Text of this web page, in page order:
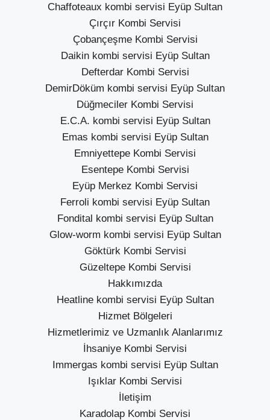
Chaffoteaux kombi servisi Eyüp Sultan
Çırçır Kombi Servisi
Çobançeşme Kombi Servisi
Daikin kombi servisi Eyüp Sultan
Defterdar Kombi Servisi
DemirDöküm kombi servisi Eyüp Sultan
Düğmeciler Kombi Servisi
E.C.A. kombi servisi Eyüp Sultan
Emas kombi servisi Eyüp Sultan
Emniyettepe Kombi Servisi
Esentepe Kombi Servisi
Eyüp Merkez Kombi Servisi
Ferroli kombi servisi Eyüp Sultan
Fondital kombi servisi Eyüp Sultan
Glow-worm kombi servisi Eyüp Sultan
Göktürk Kombi Servisi
Güzeltepe Kombi Servisi
Hakkımızda
Heatline kombi servisi Eyüp Sultan
Hizmet Bölgeleri
Hizmetlerimiz ve Uzmanlık Alanlarımız
İhsaniye Kombi Servisi
Immergas kombi servisi Eyüp Sultan
Işıklar Kombi Servisi
İletişim
Karadolap Kombi Servisi